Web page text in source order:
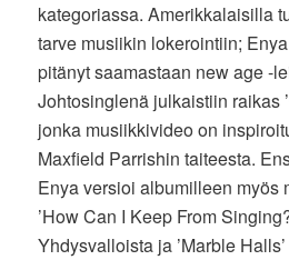
kategoriassa. Amerikkalaisilla
tarve musiikin lokerointiin;
pitänyt saamastaan new age -
Johtosinglenä julkaistiin raikas
jonka musiikkivideo on
Maxfield Parrishin taiteesta.
Enya versioi albumilleen myös
’How Can I Keep From
Yhdysvalloista ja ’Marble